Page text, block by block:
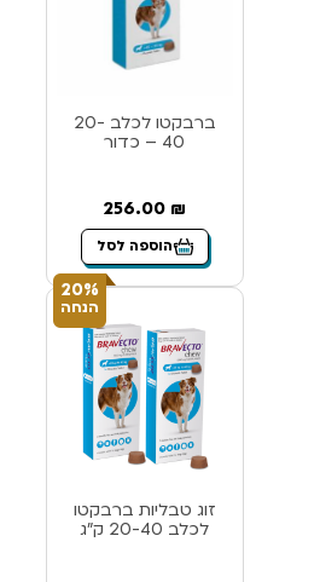
ברבקטו לכלב 20-
40 – כדור
256.00 ₪
הוספה לסל
20%
הנחה
זוג טבליות ברבקטו
לכלב 20-40 ק”ג